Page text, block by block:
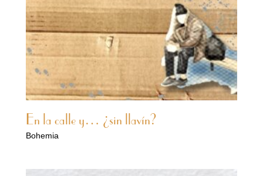
En la calle y… ¿sin llavín?
Bohemia